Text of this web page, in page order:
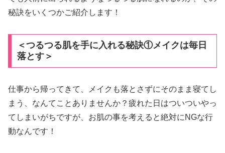
秘訣をいくつかご紹介します！
＜つるつる肌を手に入れる秘訣①メイクは毎日
落とす＞
仕事から帰ってきて、メイクも落とさずにそのまま寝てし
まう、なんてことありませんか？疲れた日はついついやっ
てしまいがちですが、お肌の事を考えると絶対にNGな行
動なんです！